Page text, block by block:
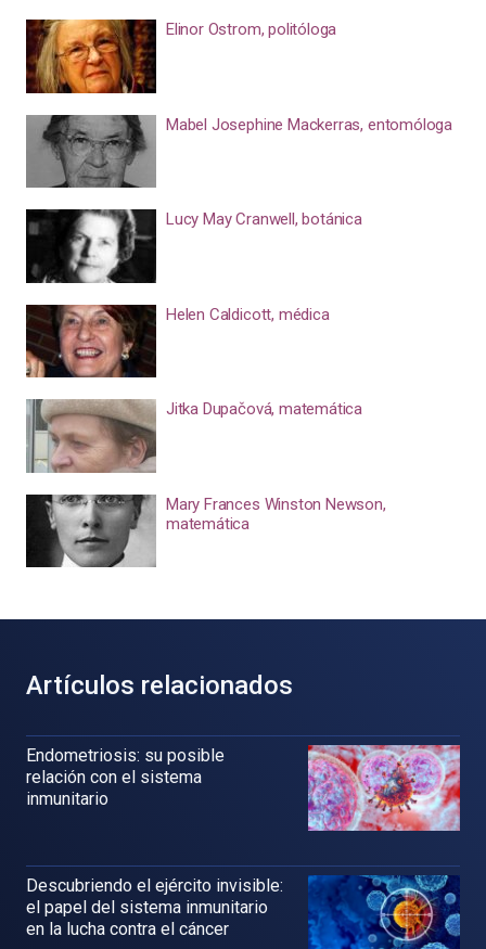
Elinor Ostrom, politóloga
Mabel Josephine Mackerras, entomóloga
Lucy May Cranwell, botánica
Helen Caldicott, médica
Jitka Dupačová, matemática
Mary Frances Winston Newson,
matemática
Artículos relacionados
Endometriosis: su posible
relación con el sistema
inmunitario
Descubriendo el ejército invisible:
el papel del sistema inmunitario
en la lucha contra el cáncer